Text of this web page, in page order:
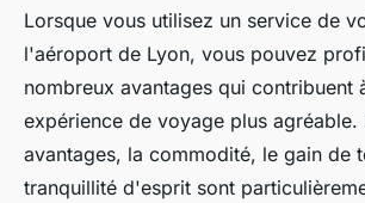
Lorsque vous utilisez un service de
l'aéroport de Lyon, vous pouvez
nombreux avantages qui contribuent
expérience de voyage plus agréable.
avantages, la commodité, le gain de
tranquillité d'esprit sont